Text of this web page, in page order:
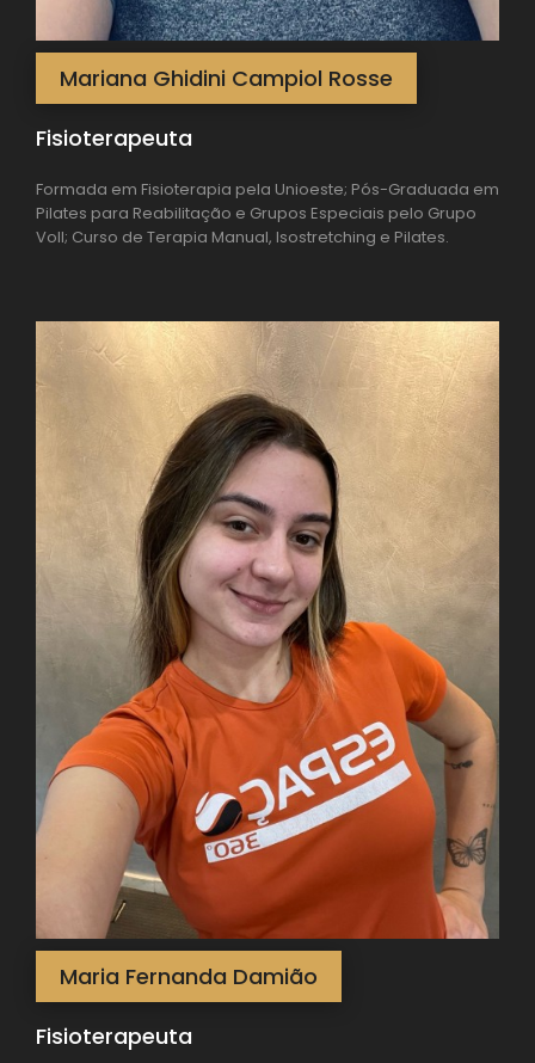
Mariana Ghidini Campiol Rosse
Fisioterapeuta
Formada em Fisioterapia pela Unioeste; Pós-Graduada em
Pilates para Reabilitação e Grupos Especiais pelo Grupo
Voll; Curso de Terapia Manual, Isostretching e Pilates.
Maria Fernanda Damião
Fisioterapeuta